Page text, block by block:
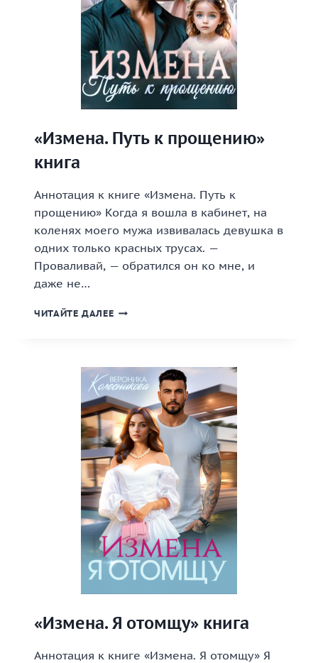
«Измена. Путь к прощению»
книга
Аннотация к книге «Измена. Путь к
прощению» Когда я вошла в кабинет, на
коленях моего мужа извивалась девушка в
одних только красных трусах. —
Проваливай, — обратился он ко мне, и
даже не…
ЧИТАЙТЕ ДАЛЕЕ «ИЗМЕНА.
КНИГА
«Измена. Я отомщу» книга
Аннотация к книге «Измена. Я отомщу» Я